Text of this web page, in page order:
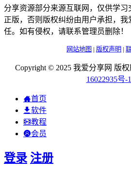
分享资源部分来源互联网，仅供学
正版，否则版权纠纷由用户承担，
任。如有侵权，请联系管理员删除！
网站地图 | 版权声明 |
Copyright © 2025 我爱分享网 版权
16022935号-1
首页
软件
教程
会员
登录 注册